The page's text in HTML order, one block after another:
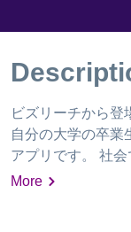
ビズリーチから登
自分の大学の卒業
アプリです。 社
択の手がかりに
More